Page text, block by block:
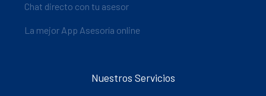
Chat directo con tu asesor
La mejor App Asesoría online
Nuestros Servicios